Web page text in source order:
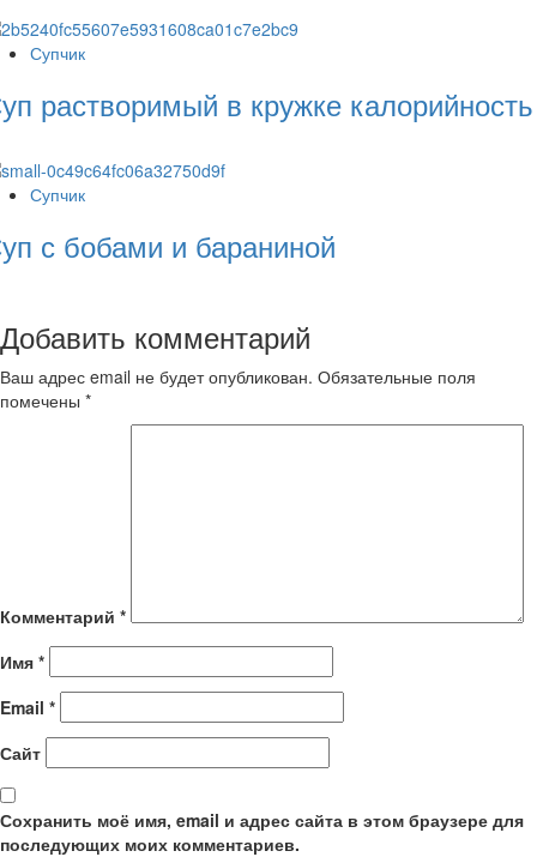
Супчик
растворимый в кружке калорийность
Супчик
с бобами и бараниной
Добавить комментарий
Ваш адрес email не будет опубликован. Обязательные поля
помечены *
Комментарий *
Имя *
Email *
Сайт
Сохранить моё имя, email и адрес сайта в этом браузере для
последующих моих комментариев.